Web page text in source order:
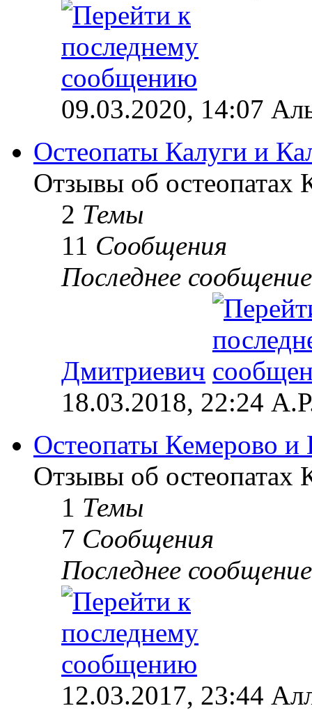
09.03.2020, 14:07
Остеопаты Калуги и
Отзывы об остеопатах
2 Темы
11 Сообщения
Последнее сообщение
Дмитриевич
18.03.2018, 22:24
Остеопаты Кемерово и
Отзывы об остеопатах
1 Темы
7 Сообщения
Последнее сообщение
12.03.2017, 23:44